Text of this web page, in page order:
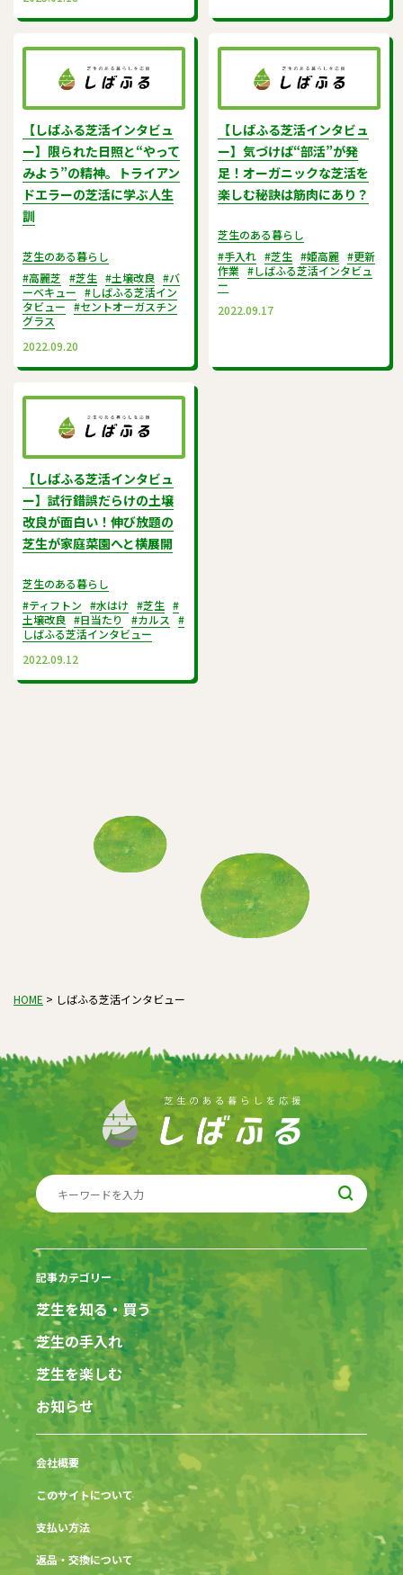
【しばふる芝活インタビュ
ー】限られた日照と“やって
みよう”の精神。トライアン
ドエラーの芝活に学ぶ人生
訓
芝生のある暮らし
#高麗芝 #芝生 #土壌改良 #バ
ーベキュー #しばふる芝活イン
タビュー #セントオーガスチン
グラス
2022.09.20
【しばふる芝活インタビュ
ー】気づけば“部活”が発
足！オーガニックな芝活を
楽しむ秘訣は筋肉にあり？
芝生のある暮らし
#手入れ #芝生 #姫高麗 #更新
作業
#しばふる芝活インタビュ
ー
2022.09.17
【しばふる芝活インタビュ
ー】試行錯誤だらけの土壌
改良が面白い！伸び放題の
芝生が家庭菜園へと横展開
芝生のある暮らし
#ティフトン #水はけ #芝生 #
土壌改良 #日当たり #カルス
#
しばふる芝活インタビュー
2022.09.12
HOME > しばふる芝活インタビュー
記事カテゴリー
芝生を知る・買う
芝生の手入れ
芝生を楽しむ
お知らせ
会社概要
このサイトについて
支払い方法
返品・交換について